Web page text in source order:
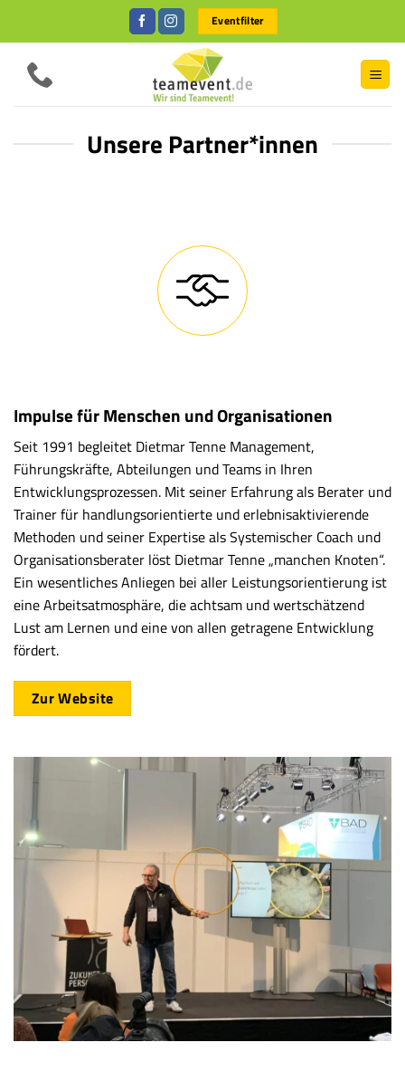
Eventfilter
Unsere Partner*innen
Impulse für Menschen und Organisationen
Seit 1991 begleitet Dietmar Tenne Management,
Führungskräfte, Abteilungen und Teams in Ihren
Entwicklungsprozessen. Mit seiner Erfahrung als Berater und
Trainer für handlungsorientierte und erlebnisaktivierende
Methoden und seiner Expertise als Systemischer Coach und
Organisationsberater löst Dietmar Tenne „manchen Knoten“.
Ein wesentliches Anliegen bei aller Leistungsorientierung ist
eine Arbeitsatmosphäre, die achtsam und wertschätzend
Lust am Lernen und eine von allen getragene Entwicklung
fördert.
Zur Website